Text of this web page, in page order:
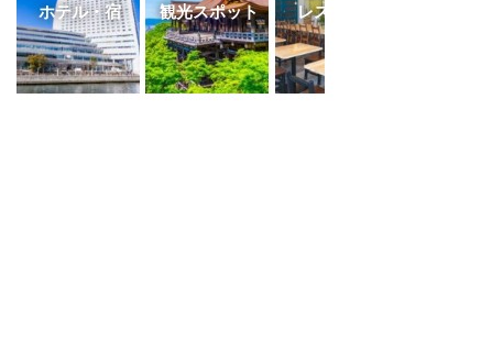
ホテル・宿 観光スポット レストラン